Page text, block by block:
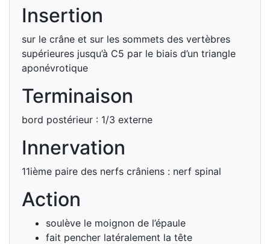
Insertion
sur le crâne et sur les sommets des vertèbres
supérieures jusqu’à C5 par le biais d’un triangle
aponévrotique
Terminaison
bord postérieur : 1/3 externe
Innervation
11ième paire des nerfs crâniens : nerf spinal
Action
soulève le moignon de l’épaule
fait pencher latéralement la tête